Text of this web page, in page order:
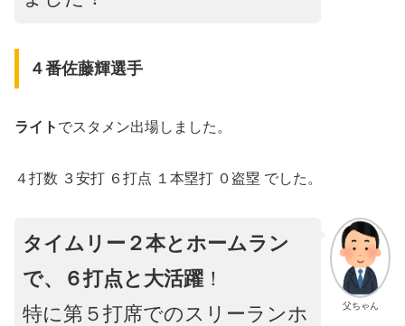
４番佐藤輝選手
ライト でスタメン出場しました。
４打数 ３安打 ６打点 １本塁打 ０盗塁 でした。
父ちゃん
タイムリー２本とホームラン
で、６打点と大活躍 ！
特に第５打席でのスリーランホ